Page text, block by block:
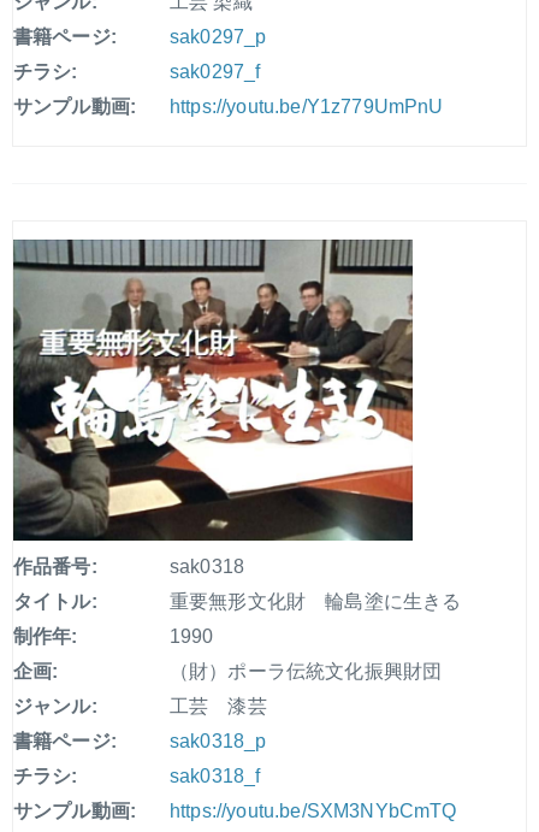
書籍ページ:
sak0297_p
チラシ:
sak0297_f
サンプル動画:
https://youtu.be/Y1z779UmPnU
作品番号:
sak0318
タイトル:
重要無形文化財 輪島塗に生きる
制作年:
1990
企画:
（財）ポーラ伝統文化振興財団
ジャンル:
工芸 漆芸
書籍ページ:
sak0318_p
チラシ:
sak0318_f
サンプル動画:
https://youtu.be/SXM3NYbCmTQ